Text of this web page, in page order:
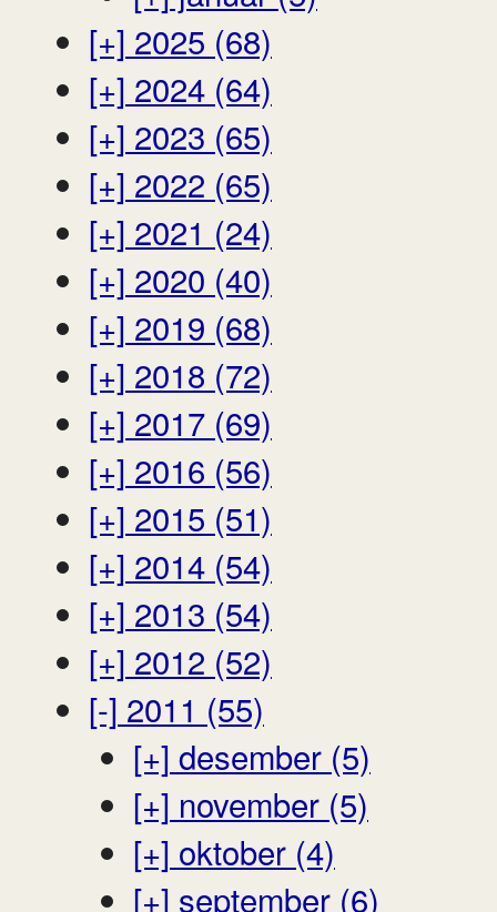
[+] 2025 (68)
[+] 2024 (64)
[+] 2023 (65)
[+] 2022 (65)
[+] 2021 (24)
[+] 2020 (40)
[+] 2019 (68)
[+] 2018 (72)
[+] 2017 (69)
[+] 2016 (56)
[+] 2015 (51)
[+] 2014 (54)
[+] 2013 (54)
[+] 2012 (52)
[-] 2011 (55)
[+] desember (5)
[+] november (5)
[+] oktober (4)
[+] september (6)